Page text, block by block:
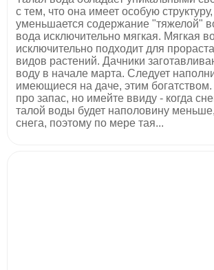
с тем, что она имеет особую
уменьшается содержание "тяжелой"
вода исключительно мягкая. Мягкая
исключительно подходит для
видов растений. Дачники
воду в начале марта. Следует
имеющиеся на даче, этим
про запас, но имейте ввиду - когда
талой воды будет наполовину
снега, поэтому по мере тая...